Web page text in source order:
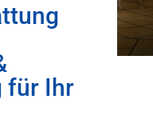
für Ihr